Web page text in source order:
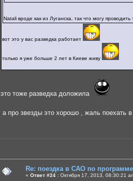
Natali вроде как из Луганска, так что могу
вот это у вас разведка работает
только я уже больше 2 лет в Киеве живу
это тоже разведка доложила
а про звезды это хорошо , жаль поехать
Re: поездка в САО по
« Ответ #24 : Октября 17, 2013, 08:30:21